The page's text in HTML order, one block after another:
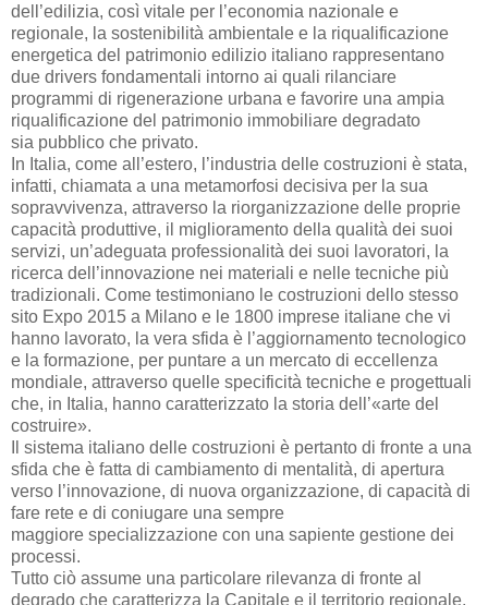
dell’edilizia, così vitale per l’economia nazionale e
regionale, la sostenibilità ambientale e la riqualificazione
energetica del patrimonio edilizio italiano rappresentano
due drivers fondamentali intorno ai quali rilanciare
programmi di rigenerazione urbana e favorire una ampia
riqualificazione del patrimonio immobiliare degradato
sia pubblico che privato.
In Italia, come all’estero, l’industria delle costruzioni è stata,
infatti, chiamata a una metamorfosi decisiva per la sua
sopravvivenza, attraverso la riorganizzazione delle proprie
capacità produttive, il miglioramento della qualità dei suoi
servizi, un’adeguata professionalità dei suoi lavoratori, la
ricerca dell’innovazione nei materiali e nelle tecniche più
tradizionali. Come testimoniano le costruzioni dello stesso
sito Expo 2015 a Milano e le 1800 imprese italiane che vi
hanno lavorato, la vera sfida è l’aggiornamento tecnologico
e la formazione, per puntare a un mercato di eccellenza
mondiale, attraverso quelle specificità tecniche e progettuali
che, in Italia, hanno caratterizzato la storia dell’«arte del
costruire».
Il sistema italiano delle costruzioni è pertanto di fronte a una
sfida che è fatta di cambiamento di mentalità, di apertura
verso l’innovazione, di nuova organizzazione, di capacità di
fare rete e di coniugare una sempre
maggiore specializzazione con una sapiente gestione dei
processi.
Tutto ciò assume una particolare rilevanza di fronte al
degrado che caratterizza la Capitale e il territorio regionale,